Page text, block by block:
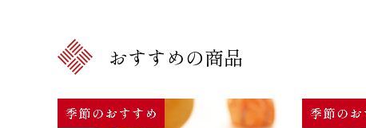
おすすめの商品